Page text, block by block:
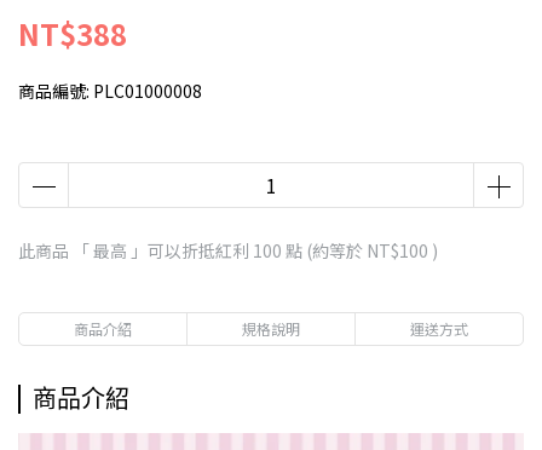
NT$388
商品編號: PLC01000008
此商品 「 最高 」可以折抵紅利 100 點 (約等於 NT$100 )
商品介紹 規格說明 運送方式
商品介紹